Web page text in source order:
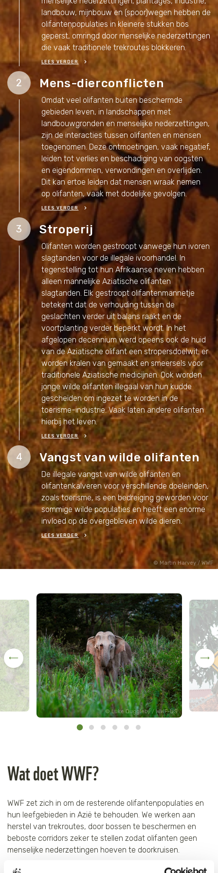
Martin Harvey / WWF
landbouw, mijnbouw en (spoor)wegen hebben de
olifantenpopulaties in kleinere stukken bos
geperst, omringd door menselijke nederzettingen
die vaak traditionele trekroutes blokkeren.
LEES VERDER
2 Mens-dierconflicten
Omdat veel olifanten buiten beschermde
gebieden leven, in landschappen met
landbouwgronden en menselijke nederzettingen,
zijn de interacties tussen olifanten en mensen
toegenomen. Deze ontmoetingen, vaak negatief,
leiden tot verlies en beschadiging van oogsten
en eigendommen, verwondingen en overlijden.
Dit kan ertoe leiden dat mensen wraak nemen
op olifanten, vaak met dodelijke gevolgen.
LEES VERDER
3 Stroperij
Olifanten worden gestroopt vanwege hun ivoren
slagtanden voor de illegale ivoorhandel. In
tegenstelling tot hun Afrikaanse neven hebben
alleen mannelijke Aziatische olifanten
slagtanden. Elk gestroopt olifantenmannetje
betekent dat de verhouding tussen ​​de
geslachten verder uit balans raakt en de
voortplanting verder beperkt wordt. In het
afgelopen decennium werd opeens ook de huid
van de Aziatische olifant een stropersdoelwit; er
worden kralen van gemaakt en smeersels voor
traditionele Aziatische medicijnen. Ook worden
jonge wilde olifanten illegaal van hun kudde
gescheiden om ingezet te worden in de
toerisme-industrie. Vaak laten andere olifanten
hierbij het leven.
LEES VERDER
4 Vangst van wilde olifanten
De illegale vangst van wilde olifanten en
olifantenkalveren voor verschillende doeleinden,
zoals toerisme, is een bedreiging geworden voor
sommige wilde populaties en heeft een enorme
invloed op de overgebleven wilde dieren.
LEES VERDER
Indonesia
Luke Duggleby / WWF-US
Wat doet WWF?
WWF zet zich in om de resterende olifantenpopulaties en
hun leefgebieden in Azië te behouden. We werken aan
herstel van trekroutes, door bossen te beschermen en
beboste corridors zeker te stellen zodat olifanten geen
menselijke nederzettingen hoeven te doorkruisen.
WWF doet veel onderzoek naar en werkt samen met lokale